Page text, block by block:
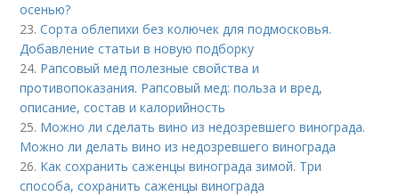
осенью?
23.Сорта облепихи без колючек для подмосковья.
Добавление статьи в новую подборку
24. Рапсовый мед полезные свойства и
противопоказания. Рапсовый мед: польза и вред,
описание, состав и калорийность
25. Можно ли сделать вино из недозревшего винограда.
Можно ли делать вино из недозревшего винограда
26. Как сохранить саженцы винограда зимой. Три
способа, сохранить саженцы винограда